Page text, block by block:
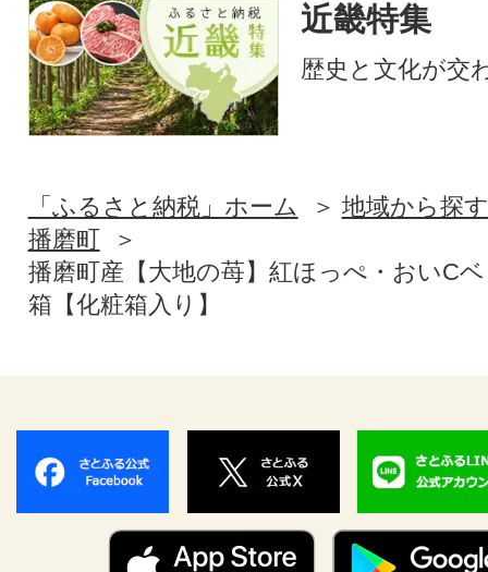
近畿特集
歴史と文化が交
「ふるさと納税」ホーム
地域から探す
播磨町
播磨町産【大地の苺】紅ほっぺ・おいC
箱【化粧箱入り】